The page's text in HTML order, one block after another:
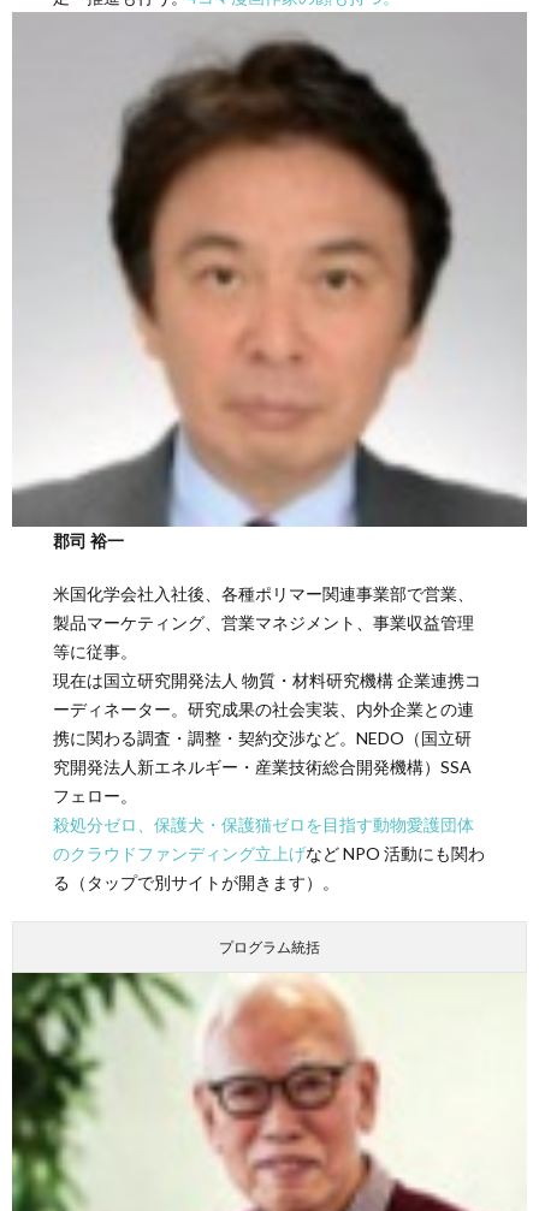
郡司 裕一
米国化学会社入社後、各種ポリマー関連事業部で営業、
製品マーケティング、営業マネジメント、事業収益管理
等に従事。
現在は国立研究開発法人 物質・材料研究機構 企業連携コ
ーディネーター。研究成果の社会実装、内外企業との連
携に関わる調査・調整・契約交渉など。NEDO（国立研
究開発法人新エネルギー・産業技術総合開発機構）SSA
フェロー。
殺処分ゼロ、保護犬・保護猫ゼロを目指す動物愛護団体
のクラウドファンディング立上げなど NPO 活動にも関わ
る（タップで別サイトが開きます）。
プログラム統括